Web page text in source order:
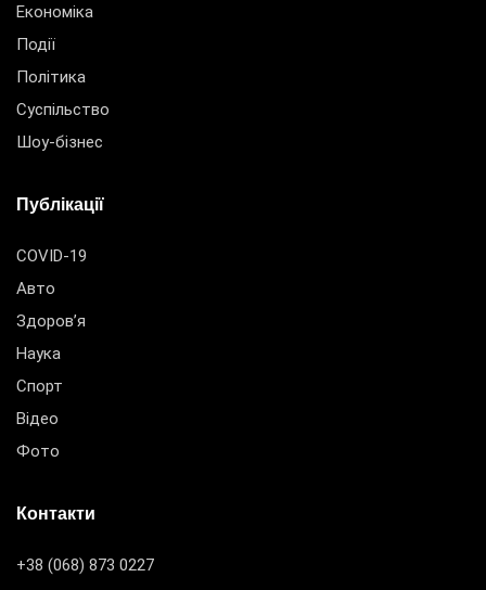
Економіка
Події
Політика
Суспільство
Шоу-бізнес
Публікації
COVID-19
Авто
Здоров’я
Наука
Спорт
Відео
Фото
Контакти
+38 (068) 873 0227